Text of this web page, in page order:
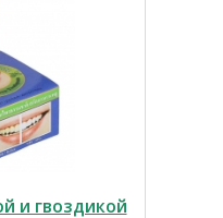
и гвоздикой